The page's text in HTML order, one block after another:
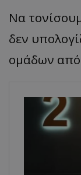
Να
δεν
ομάδων από